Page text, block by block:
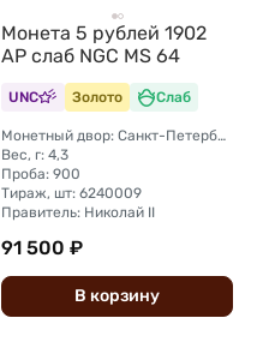
Монета 5 рублей 1902
АР слаб NGC MS 64
UNC Золото Слаб
Монетный двор: Санкт-Петербургский монетный двор
Вес, г: 4,3
Проба: 900
Тираж, шт: 6240009
Правитель: Николай II
91 500 ₽
В корзину